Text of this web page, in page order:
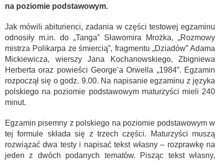
na poziomie podstawowym.
Jak mówili abiturienci, zadania w części testowej egzaminu
odnosiły m.in. do „Tanga” Sławomira Mrożka, „Rozmowy
mistrza Polikarpa ze śmiercią”, fragmentu „Dziadów” Adama
Mickiewicza, wierszy Jana Kochanowskiego, Zbigniewa
Herberta oraz powieści George’a Orwella „1984”. Egzamin
rozpoczął się o godz. 9.00. Na napisanie egzaminu z języka
polskiego na poziomie podstawowym maturzyści mieli 240
minut.
Egzamin pisemny z polskiego na poziomie podstawowym w
tej formule składa się z trzech części. Maturzyści muszą
rozwiązać dwa testy i napisać tekst własny – rozprawkę na
jeden z dwóch podanych tematów. Pisząc tekst własny,